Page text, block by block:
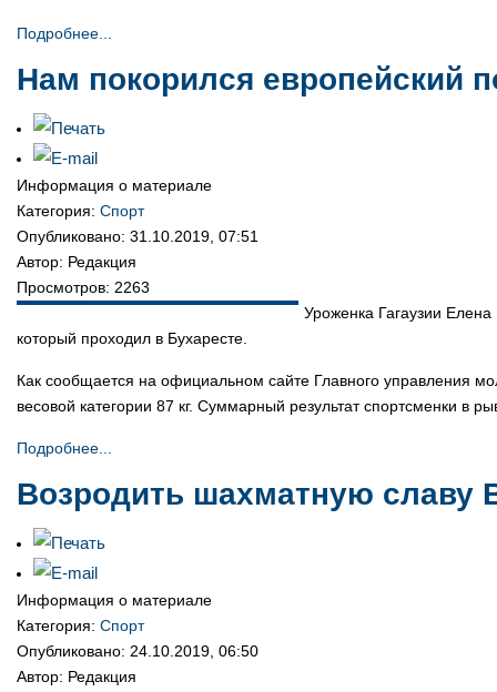
Подробнее...
Нам покорился европейский
Информация о материале
Категория: Спорт
Опубликовано: 31.10.2019, 07:51
Автор: Редакция
Просмотров: 2263
Уроженка Гагаузии
который проходил в Бухаресте.
Как сообщается на официальном сайте Главного управления
весовой категории 87 кг. Суммарный результат спортсменки в
Подробнее...
Возродить шахматную славу
Информация о материале
Категория: Спорт
Опубликовано: 24.10.2019, 06:50
Автор: Редакция